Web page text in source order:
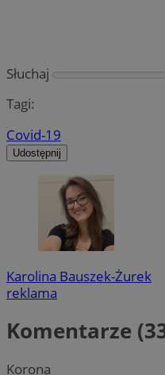
Słuchaj
Tagi:
Covid-19
Udostępnij
Karolina Bauszek-Żurek
reklama
Komentarze
Korona